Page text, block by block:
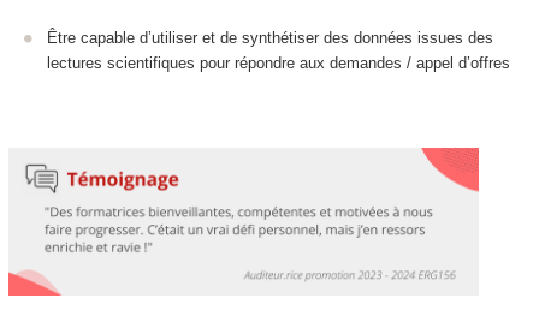
Être capable d’utiliser et de synthétiser des données issues des
lectures scientifiques pour répondre aux demandes / appel d’offres